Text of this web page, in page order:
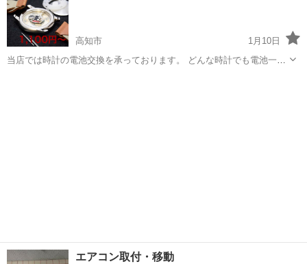
れか...
高知市
1月10日
当店では時計の電池交換を承っております。 どんな時計でも電池一つ
エアコン取付・移動